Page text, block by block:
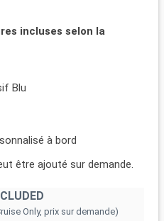
incluses selon la
Blu
à bord
être ajouté sur demande.
Only, prix sur demande)